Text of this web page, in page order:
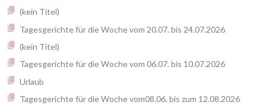
(kein Titel)
Tagesgerichte für die Woche vom 20.07. bis 24.07.2026
(kein Titel)
Tagesgerichte für die Woche vom 06.07. bis 10.07.2026
Urlaub
Tagesgerichte für die Woche vom08.06. bis zum 12.08.2026